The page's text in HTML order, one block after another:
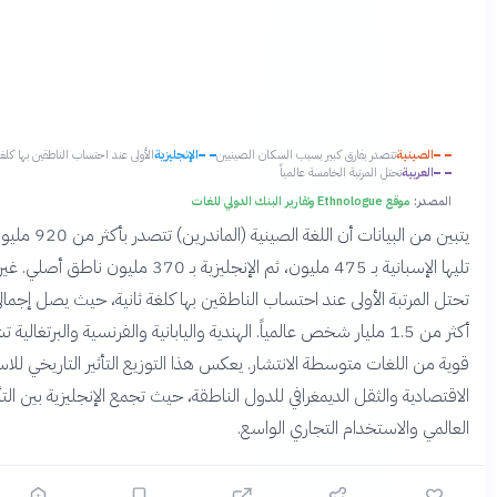
بفارق كبير بسبب السكان الصينيين الإنجليزيةالأولى عند احتساب الناطقين بها كلغة ثانية
الخامسة عالمياً
يتبين من البيانات أن اللغة الصينية (الماندرين) تتصدر بأكثر من 920 مليون ناطق أصلي،
تليها الإسبانية بـ 475 مليون، ثم الإنجليزية بـ 370 مليون ناطق أصلي. غير أن الإنجليزية
عند احتساب الناطقين بها كلغة ثانية، حيث يصل إجمالي متحدثيها إلى
من 1.5 مليار شخص عالمياً. الهندية واليابانية والفرنسية والبرتغالية تشكل مجموعة
متوسطة الانتشار. يعكس هذا التوزيع التأثير التاريخي للاستعمار والقوة
الديمغرافي للدول الناطقة، حيث تجمع الإنجليزية بين التأثير الثقافي
التجاري الواسع.